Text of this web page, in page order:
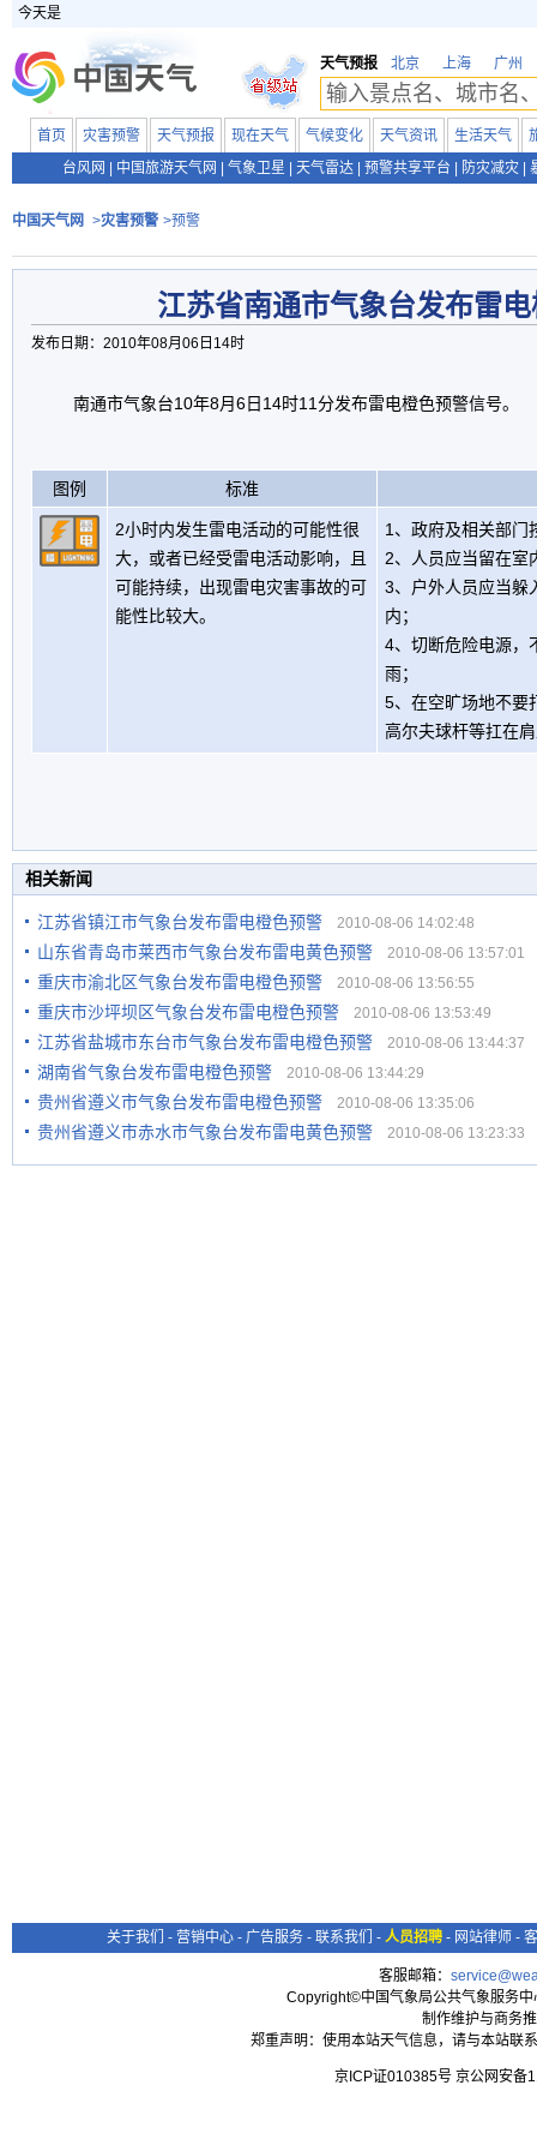
今天是
天气预报 北京 上海 广州
首页 灾害预警 天气预报 现在天气 气候变化 天气资讯 生活天气
台风网
中国旅游天气网 气象卫星 天气雷达 预警共享平台 防灾减灾
中国天气网 >灾害预警 >预警
江苏省南通市气象台发布雷
发布日期：2010年08月06日14时
南通市气象台10年8月6日14时11分发布雷电橙色预警信号。
图例 标准
2小时内发生雷电活动的可能性很
大，或者已经受雷电活动影响，且
可能持续，出现雷电灾害事故的可
能性比较大。
1、政府及相关部门
2、人员应当留在室
3、户外人员应当躲
内；
4、切断危险电源，
雨；
5、在空旷场地不要
高尔夫球杆等扛在
相关新闻
江苏省镇江市气象台发布雷电橙色预警 2010-08-06 14:02:48
山东省青岛市莱西市气象台发布雷电黄色预警 2010-08-06 13:57:01
重庆市渝北区气象台发布雷电橙色预警 2010-08-06 13:56:55
重庆市沙坪坝区气象台发布雷电橙色预警 2010-08-06 13:53:49
江苏省盐城市东台市气象台发布雷电橙色预警 2010-08-06 13:44:37
湖南省气象台发布雷电橙色预警 2010-08-06 13:44:29
贵州省遵义市气象台发布雷电橙色预警 2010-08-06 13:35:06
贵州省遵义市赤水市气象台发布雷电黄色预警 2010-08-06 13:23:33
关于我们 - 营销中心 - 广告服务 - 联系我们 - 人员招聘 - 网站律师 -
客服邮箱：
Copyright©中国气象局公共气象服务
制作维护与商务
郑重声明：使用本站天气信息，请与本站联
京ICP证010385号 京公网安备